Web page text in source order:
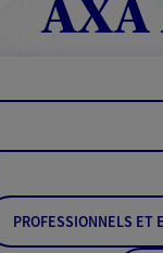
AXA
PROFESSIONNELS ET